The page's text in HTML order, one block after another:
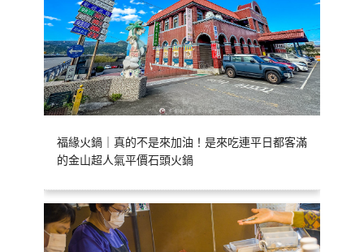
福緣火鍋｜真的不是來加油！是來吃連平日都客滿
的金山超人氣平價石頭火鍋